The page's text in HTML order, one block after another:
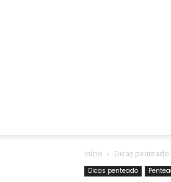
Início Dicas penteado
Dicas penteado